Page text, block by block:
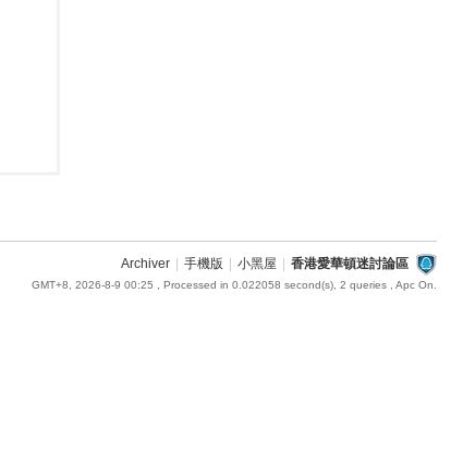
Archiver 手機版 小黑屋 香港愛華頓迷討論區
GMT+8, 2026-8-9 00:25 , Processed in 0.022058 second(s), 2 queries , Apc On.